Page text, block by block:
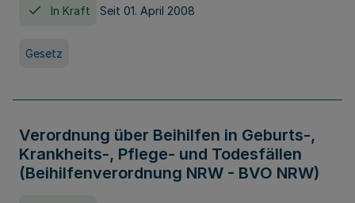
In Kraft Seit 01. April 2008
Gesetz
Verordnung über Beihilfen in Geburts-,
Krankheits-, Pflege- und Todesfällen
(Beihilfenverordnung NRW - BVO NRW)